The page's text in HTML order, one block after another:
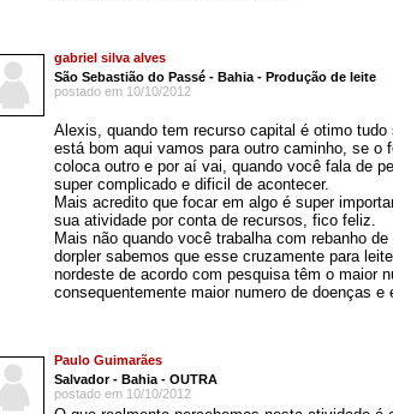
gabriel silva alves
São Sebastião do Passé - Bahia - Produção de leite
postado em 10/10/2012
Alexis, quando tem recurso capital é otimo
está bom aqui vamos para outro caminho, se o
coloca outro e por aí vai, quando você fala de
super complicado e dificil de acontecer.
Mais acredito que focar em algo é super
sua atividade por conta de recursos, fico feliz.
Mais não quando você trabalha com rebanho
dorpler sabemos que esse cruzamente para
nordeste de acordo com pesquisa têm o maior
consequentemente maior numero de doenças
Paulo Guimarães
Salvador - Bahia - OUTRA
postado em 10/10/2012